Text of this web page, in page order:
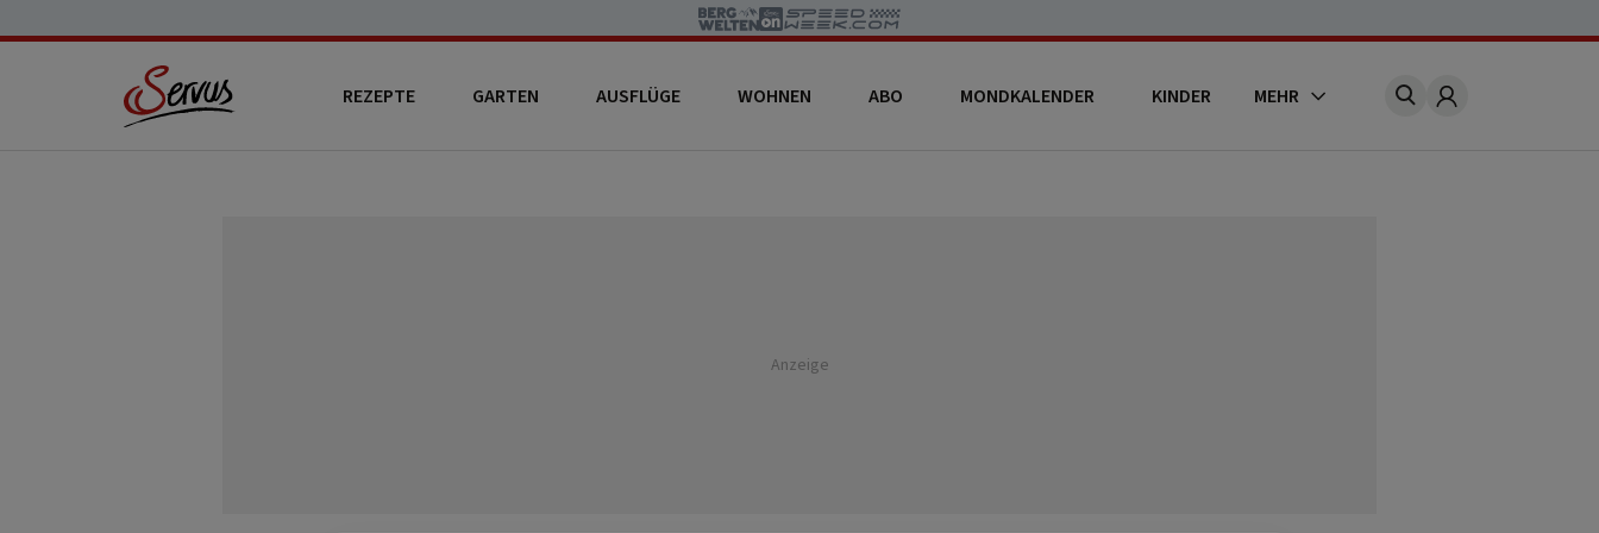
REZEPTE GARTEN AUSFLÜGE WOHNEN ABO MONDKALENDER KINDER MEHR Account
Anzeige